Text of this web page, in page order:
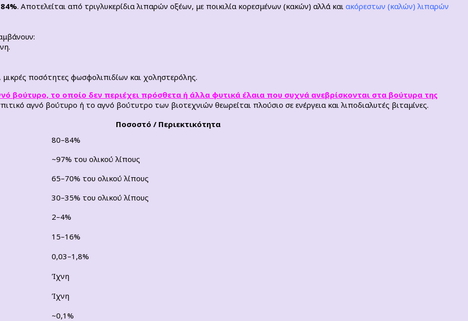
. Αποτελείται από τριγλυκερίδια λιπαρών οξέων, με ποικιλία κορεσμένων (κακών) αλλά και ακόρεστων (καλών) λιπαρών
μικρές ποσότητες φωσφολιπιδίων και χοληστερόλης.
βούτυρο, το οποίο δεν περιέχει πρόσθετα ή άλλα φυτικά έλαια που συχνά ανεβρίσκονται στα βούτυρα της
αγνό βούτυρο ή το αγνό βούτυτρο των βιοτεχνιών θεωρείται πλούσιο σε ενέργεια και λιποδιαλυτές βιταμίνες.
Ποσοστό / Περιεκτικότητα
80–84%
~97% του ολικού λίπους
65–70% του ολικού λίπους
30–35% του ολικού λίπους
2–4%
15–16%
0,03–1,8%
Ίχνη
Ίχνη
~0,1%